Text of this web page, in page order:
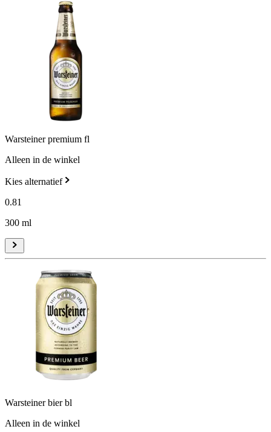
Warsteiner premium fl
Alleen in de winkel
Kies alternatief
0.81
300 ml
Warsteiner bier bl
Alleen in de winkel